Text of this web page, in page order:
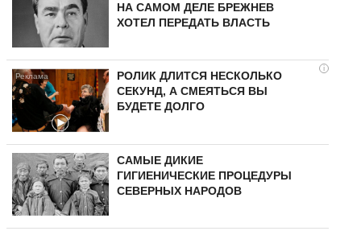
НА САМОМ ДЕЛЕ БРЕЖНЕВ
ХОТЕЛ ПЕРЕДАТЬ ВЛАСТЬ
i
РОЛИК ДЛИТСЯ НЕСКОЛЬКО
СЕКУНД, А СМЕЯТЬСЯ ВЫ
БУДЕТЕ ДОЛГО
САМЫЕ ДИКИЕ
ГИГИЕНИЧЕСКИЕ ПРОЦЕДУРЫ
СЕВЕРНЫХ НАРОДОВ